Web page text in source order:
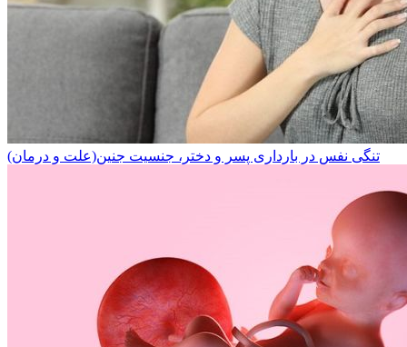
تنگی نفس در بارداری پسر و دختر، جنسیت جنین(علت و درمان)